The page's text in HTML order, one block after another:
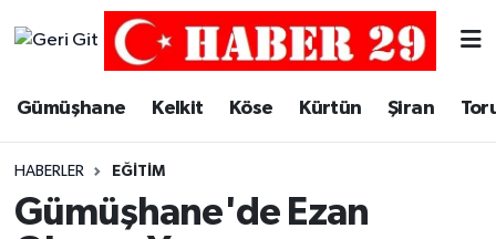
Gümüşhane Kelkit Köse Kürtün Şiran
HABERLER EĞITIM
Gümüşhane'de Ezan
Merkez Trafik Yoğunluk Haritası
Süper Lig Puan Durumu ve Fikstür